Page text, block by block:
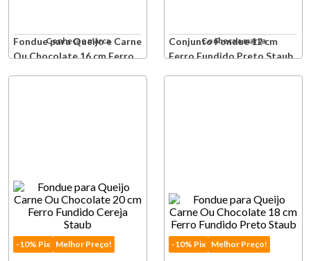
Fondue para Queijo e Carne
Ou Chocolate 16 cm Ferro
Conheça a marca
Conjunto Fondue 12 cm
Ferro Fundido Preto Staub
Conheça a marca
-10% Pix Melhor Preço! -10% Pix Melhor Preço!